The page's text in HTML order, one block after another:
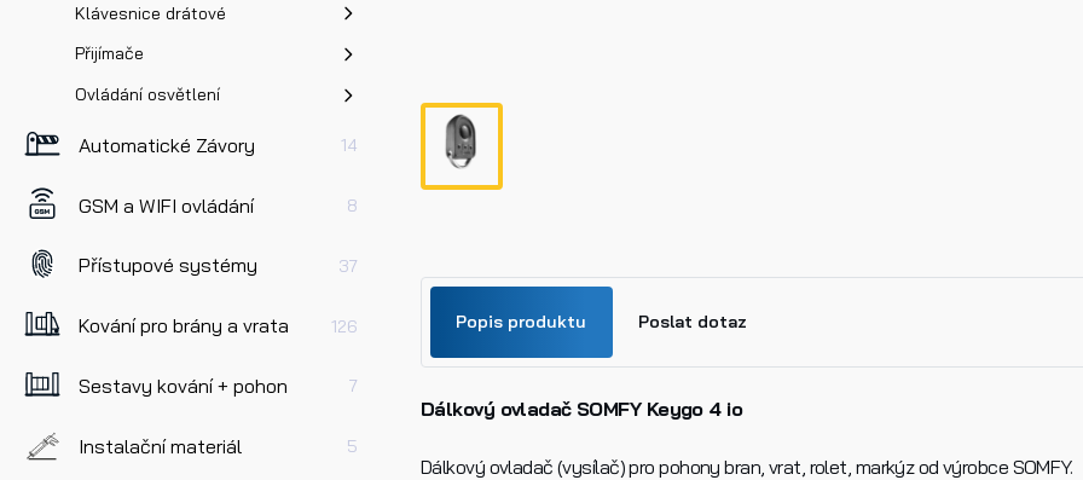
Klávesnice drátové
Přijímače
Ovládání osvětlení
Automatické Závory 14
GSM a WIFI ovládání 8
Přístupové systémy 37
Kování pro brány a vrata 126
Sestavy kování + pohon 7
Instalační materiál 5
Popis produktu Poslat dotaz
Dálkový ovladač SOMFY Keygo 4 io
Dálkový ovladač (vysílač) pro pohony bran, vrat, rolet, markýz od výrobce SOMFY.
Jméno